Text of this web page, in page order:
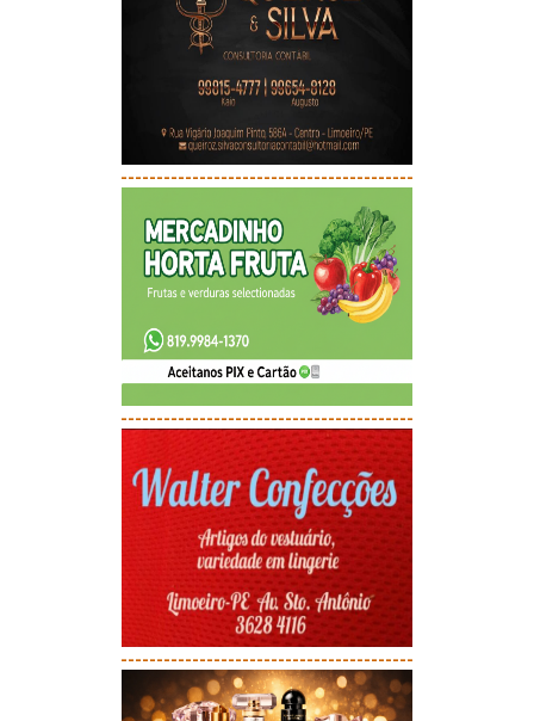
-----------------------------------------
-----------------------------------------
-----------------------------------------